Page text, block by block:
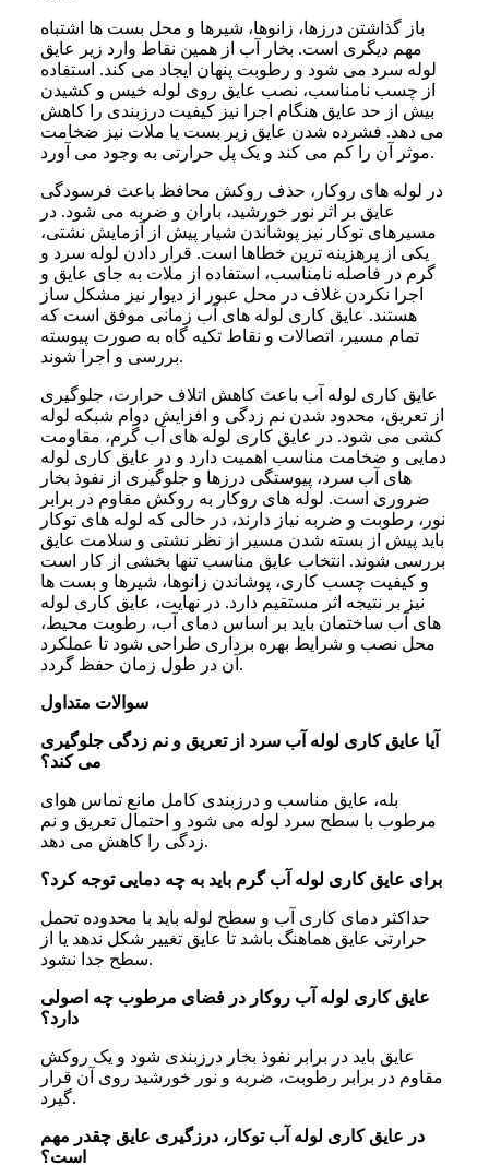
باز گذاشتن درزها، زانوها، شیرها و محل بست ها اشتباه
مهم دیگری است. بخار آب از همین نقاط وارد زیر عایق
لوله سرد می شود و رطوبت پنهان ایجاد می کند. استفاده
از چسب نامناسب، نصب عایق روی لوله خیس و کشیدن
بیش از حد عایق هنگام اجرا نیز کیفیت درزبندی را کاهش
می دهد. فشرده شدن عایق زیر بست یا ملات نیز ضخامت
موثر آن را کم می کند و یک پل حرارتی به وجود می آورد.
در لوله های روکار، حذف روکش محافظ باعث فرسودگی
عایق بر اثر نور خورشید، باران و ضربه می شود. در
مسیرهای توکار نیز پوشاندن شیار پیش از آزمایش نشتی،
یکی از پرهزینه ترین خطاها است. قرار دادن لوله سرد و
گرم در فاصله نامناسب، استفاده از ملات به جای عایق و
اجرا نکردن غلاف در محل عبور از دیوار نیز مشکل ساز
هستند. عایق کاری لوله های آب زمانی موفق است که
تمام مسیر، اتصالات و نقاط تکیه گاه به صورت پیوسته
بررسی و اجرا شوند.
عایق کاری لوله آب باعث کاهش اتلاف حرارت، جلوگیری
از تعریق، محدود شدن نم زدگی و افزایش دوام شبکه لوله
کشی می شود. در عایق کاری لوله های آب گرم، مقاومت
دمایی و ضخامت مناسب اهمیت دارد و در عایق کاری لوله
های آب سرد، پیوستگی درزها و جلوگیری از نفوذ بخار
ضروری است. لوله های روکار به روکش مقاوم در برابر
نور، رطوبت و ضربه نیاز دارند، در حالی که لوله های توکار
باید پیش از بسته شدن مسیر از نظر نشتی و سلامت عایق
بررسی شوند. انتخاب عایق مناسب تنها بخشی از کار است
و کیفیت چسب کاری، پوشاندن زانوها، شیرها و بست ها
نیز بر نتیجه اثر مستقیم دارد. در نهایت، عایق کاری لوله
های آب ساختمان باید بر اساس دمای آب، رطوبت محیط،
محل نصب و شرایط بهره برداری طراحی شود تا عملکرد
آن در طول زمان حفظ گردد.
سوالات متداول
آیا عایق کاری لوله آب سرد از تعریق و نم زدگی جلوگیری
می کند؟
بله، عایق مناسب و درزبندی کامل مانع تماس هوای
مرطوب با سطح سرد لوله می شود و احتمال تعریق و نم
زدگی را کاهش می دهد.
برای عایق کاری لوله آب گرم باید به چه دمایی توجه کرد؟
حداکثر دمای کاری آب و سطح لوله باید با محدوده تحمل
حرارتی عایق هماهنگ باشد تا عایق تغییر شکل ندهد یا از
سطح جدا نشود.
عایق کاری لوله آب روکار در فضای مرطوب چه اصولی
دارد؟
عایق باید در برابر نفوذ بخار درزبندی شود و یک روکش
مقاوم در برابر رطوبت، ضربه و نور خورشید روی آن قرار
گیرد.
در عایق کاری لوله آب توکار، درزگیری عایق چقدر مهم
است؟